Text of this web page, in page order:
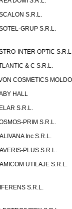
S.R.L.
GRUP S.R.L.
INTER OPTIC
& C S.R.L.
COSMETICS
HALL
S.R.L.
PRIM S.R.L.
Inc S.R.L.
PLUS S.R.L.
UTILAJE S.R.L.
S.R.L.